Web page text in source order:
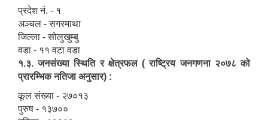
प्रदेश नं. - १
अञ्चल - सगरमाथा
जिल्ला - सोलुखुम्बु
वडा - ११ वटा वडा
१.३. जनसंख्या स्थिति र क्षेत्रफल ( राष्ट्रिय जनगणना २०७८ को
प्रारम्भिक नतिजा अनुसार) :
कूल संख्या - २७०१३
पुरुष - १३७००